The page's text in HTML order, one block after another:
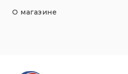
О магазине